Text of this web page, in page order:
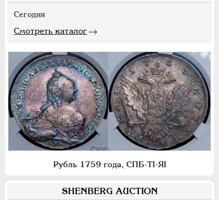
Сегодня
Смотреть каталог
Рубль 1759 года, СПБ-ТI-ЯI
SHENBERG AUCTION